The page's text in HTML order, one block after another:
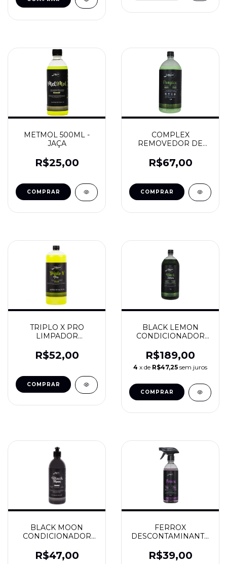
METMOL 500ML -
JAÇA
R$25,00
COMPLEX
REMOVEDOR DE
JAÇA
R$67,00
TRIPLO X PRO
LIMPADOR
R$52,00
BLACK LEMON
CONDICIONADOR
R$189,00
4 x de R$47,25 sem juros
BLACK MOON
CONDICIONADOR
JAÇA
R$47,00
FERROX
DESCONTAMINANTE
JAÇA
R$39,00